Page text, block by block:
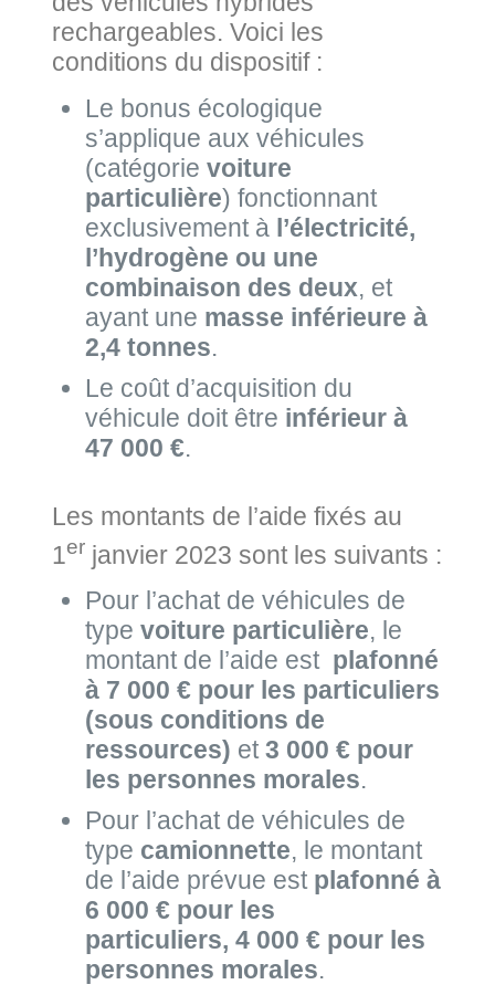
rechargeables. Voici les
conditions du dispositif :
Le bonus écologique
s’applique aux véhicules
(catégorie voiture
particulière) fonctionnant
exclusivement à l’électricité,
l’hydrogène ou une
combinaison des deux, et
ayant une masse inférieure à
2,4 tonnes.
Le coût d’acquisition du
véhicule doit être inférieur à
47 000 €.
Les montants de l’aide fixés au
1erjanvier 2023 sont les suivants :
Pour l’achat de véhicules de
type voiture particulière, le
montant de l’aide est plafonné
à 7 000 € pour les particuliers
(sous conditions de
ressources) et 3 000 € pour
les personnes morales.
Pour l’achat de véhicules de
type camionnette, le montant
de l’aide prévue est plafonné à
6 000 € pour les
particuliers, 4 000 € pour les
personnes morales.